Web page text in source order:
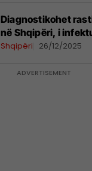
Diagnostikohet
në Shqipëri, i
Shqipëri 26/12/2025